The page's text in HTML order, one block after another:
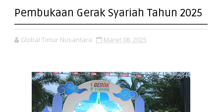
Pembukaan Gerak Syariah Tahun 2025
Global Timur Nusantara Maret 08, 2025